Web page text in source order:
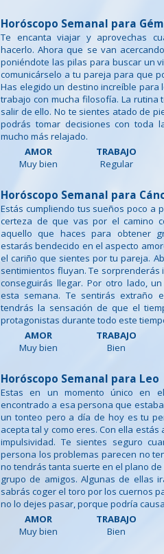
Horóscopo Semanal para
Te encanta viajar y aprovechas
hacerlo. Ahora que se van
poniéndote las pilas para buscar un
comunicárselo a tu pareja para que
Has elegido un destino increíble para
trabajo con mucha filosofía. La rutina
salir de ello. No te sientes atado de
podrás tomar decisiones con toda
mucho más relajado.
AMOR
Muy bien
TRABAJO
Regular
Horóscopo Semanal para
Estás cumpliendo tus sueños poco a
certeza de que vas por el camino
aquello que haces para obtener
estarás bendecido en el aspecto
el cariño que sientes por tu pareja.
sentimientos fluyan. Te sorprenderás
conseguirás llegar. Por otro lado,
esta semana. Te sentirás extraño
tendrás la sensación de que el
protagonistas durante todo este
AMOR
Muy bien
TRABAJO
Bien
Horóscopo Semanal para Leo
Estas en un momento único en
encontrado a esa persona que
un tonteo pero a día de hoy es tu
acepta tal y como eres. Con ella
impulsividad. Te sientes seguro
persona los problemas parecen no
no tendrás tanta suerte en el plano
grupo de amigos. Algunas de ellas
sabrás coger el toro por los cuernos
no lo dejes pasar, porque podría
AMOR
Muy bien
TRABAJO
Bien